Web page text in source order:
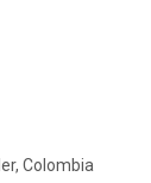
Colombia